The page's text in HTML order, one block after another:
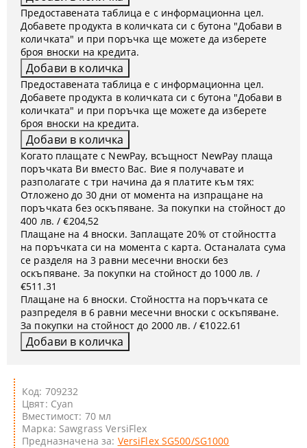
Код: 709232
Цвят: Cyan
Вместимост: 70 мл
Марка: Sawgrass VersiFlex
Предназначена за: VersiFlex SG500/SG1000
Предоставената таблица е с информационна цел.
Добавете продукта в количката си с бутона "Добави в
количката" и при поръчка ще можете да изберете
броя вноски на кредита.
Предоставената таблица е с информационна цел.
Добавете продукта в количката си с бутона "Добави в
количката" и при поръчка ще можете да изберете
броя вноски на кредита.
Когато плащате с NewPay, всъщност NewPay плаща
поръчката Ви вместо Вас. Вие я получавате и
разполагате с три начина да я платите към тях:
Отложено до 30 дни от момента на изпращане на
поръчката без оскъпяване. За покупки на стойност до
400 лв. / €204,52
Плащане на 4 вноски. Заплащате 20% от стойността
на поръчката си на момента с карта. Останалата сума
се разделя на 3 равни месечни вноски без
оскъпяване. За покупки на стойност до 1000 лв. /
€511.31
Плащане на 6 вноски. Стойността на поръчката се
разпределя в 6 равни месечни вноски с оскъпяване.
За покупки на стойност до 2000 лв. / €1022.61